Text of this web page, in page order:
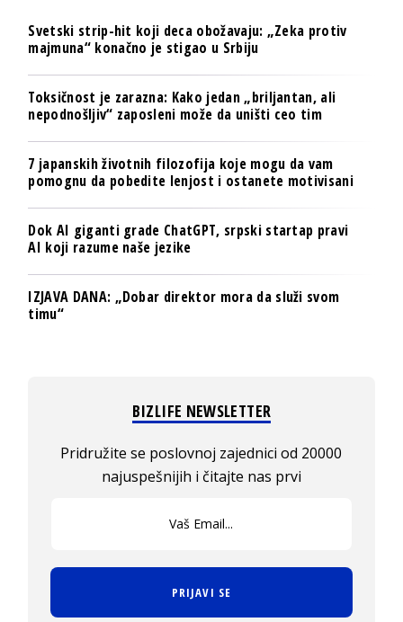
Svetski strip-hit koji deca obožavaju: „Zeka protiv
majmuna“ konačno je stigao u Srbiju
Toksičnost je zarazna: Kako jedan „briljantan, ali
nepodnošljiv“ zaposleni može da uništi ceo tim
7 japanskih životnih filozofija koje mogu da vam
pomognu da pobedite lenjost i ostanete motivisani
Dok AI giganti grade ChatGPT, srpski startap pravi
AI koji razume naše jezike
IZJAVA DANA: „Dobar direktor mora da služi svom
timu“
BIZLIFE NEWSLETTER
Pridružite se poslovnoj zajednici od 20000
najuspešnijih i čitajte nas prvi
PRIJAVI SE